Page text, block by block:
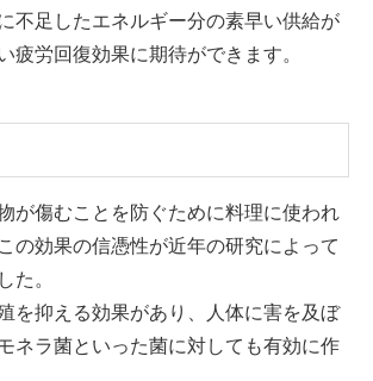
不足したエネルギー分の素早い供給が
疲労回復効果に期待ができます。
が傷むことを防ぐために料理に使われ
の効果の信憑性が近年の研究によって
た。
を抑える効果があり、人体に害を及ぼ
ネラ菌といった菌に対しても有効に作